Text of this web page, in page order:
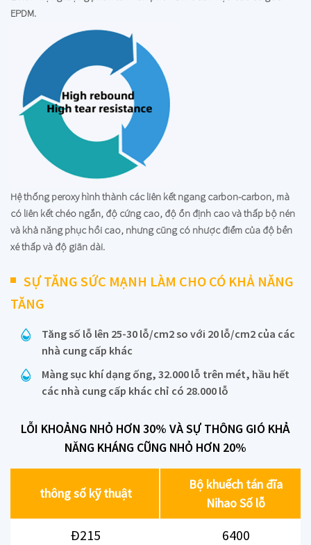
EPDM.
Hệ thống peroxy hình thành các liên kết ngang carbon-carbon, mà
có liên kết chéo ngắn, độ cứng cao, độ ổn định cao và thấp bộ nén
và khả năng phục hồi cao, nhưng cũng có nhược điểm của độ bền
xé thấp và độ giãn dài.
SỰ TĂNG SỨC MẠNH LÀM CHO CÓ KHẢ NĂNG
TĂNG
Tăng số lỗ lên 25-30 lỗ/cm2 so với 20 lỗ/cm2 của các
nhà cung cấp khác
Màng sục khí dạng ống, 32.000 lỗ trên mét, hầu hết
các nhà cung cấp khác chỉ có 28.000 lỗ
LỖI KHOẢNG NHỎ HƠN 30% VÀ SỰ THÔNG GIÓ KHẢ
NĂNG KHÁNG CŨNG NHỎ HƠN 20%
thông số kỹ thuật
Bộ khuếch tán đĩa
Nihao Số lỗ
Đ215
6400